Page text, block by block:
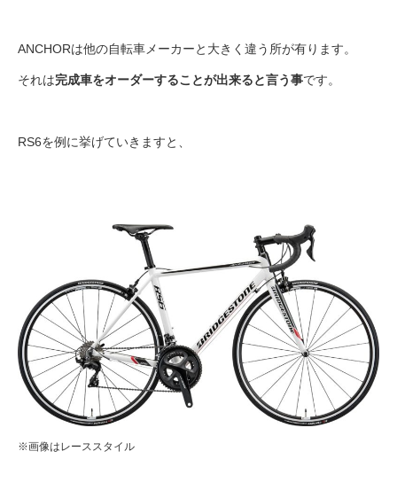
ANCHORは他の自転車メーカーと大きく違う所が有ります。
それは完成車をオーダーすることが出来ると言う事です。
RS6を例に挙げていきますと、
※画像はレーススタイル